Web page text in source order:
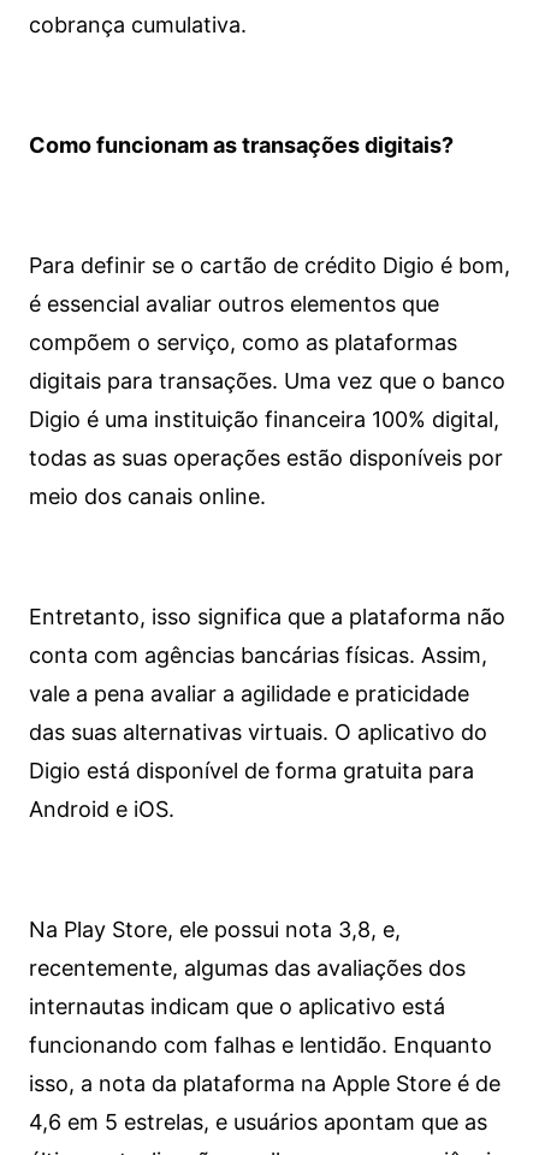
cobrança cumulativa.
Como funcionam as transações digitais?
Para definir se o cartão de crédito Digio é bom,
é essencial avaliar outros elementos que
compõem o serviço, como as plataformas
digitais para transações. Uma vez que o banco
Digio é uma instituição financeira 100% digital,
todas as suas operações estão disponíveis por
meio dos canais online.
Entretanto, isso significa que a plataforma não
conta com agências bancárias físicas. Assim,
vale a pena avaliar a agilidade e praticidade
das suas alternativas virtuais. O aplicativo do
Digio está disponível de forma gratuita para
Android e iOS.
Na Play Store, ele possui nota 3,8, e,
recentemente, algumas das avaliações dos
internautas indicam que o aplicativo está
funcionando com falhas e lentidão. Enquanto
isso, a nota da plataforma na Apple Store é de
4,6 em 5 estrelas, e usuários apontam que as